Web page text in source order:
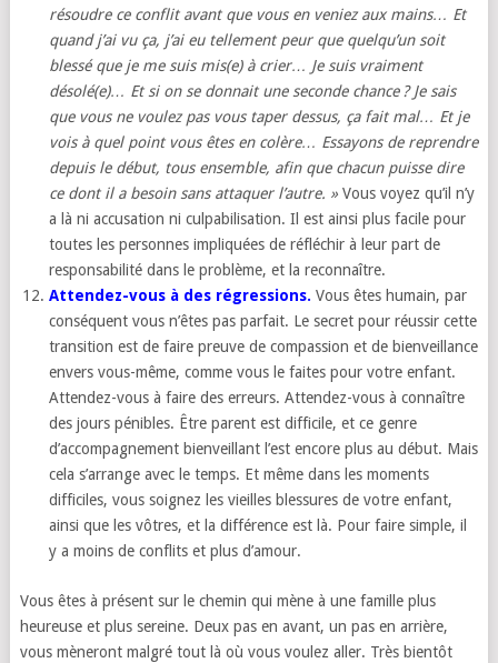
résoudre ce conflit avant que vous en veniez aux mains… Et
quand j’ai vu ça, j’ai eu tellement peur que quelqu’un soit
blessé que je me suis mis(e) à crier… Je suis vraiment
désolé(e)… Et si on se donnait une seconde chance ? Je sais
que vous ne voulez pas vous taper dessus, ça fait mal… Et je
vois à quel point vous êtes en colère… Essayons de reprendre
depuis le début, tous ensemble, afin que chacun puisse dire
ce dont il a besoin sans attaquer l’autre. » Vous voyez qu’il n’y
a là ni accusation ni culpabilisation. Il est ainsi plus facile pour
toutes les personnes impliquées de réfléchir à leur part de
responsabilité dans le problème, et la reconnaître.
Attendez-vous à des régressions. Vous êtes humain, par
conséquent vous n’êtes pas parfait. Le secret pour réussir cette
transition est de faire preuve de compassion et de bienveillance
envers vous-même, comme vous le faites pour votre enfant.
Attendez-vous à faire des erreurs. Attendez-vous à connaître
des jours pénibles. Être parent est difficile, et ce genre
d’accompagnement bienveillant l’est encore plus au début. Mais
cela s’arrange avec le temps. Et même dans les moments
difficiles, vous soignez les vieilles blessures de votre enfant,
ainsi que les vôtres, et la différence est là. Pour faire simple, il
y a moins de conflits et plus d’amour.
Vous êtes à présent sur le chemin qui mène à une famille plus
heureuse et plus sereine. Deux pas en avant, un pas en arrière,
vous mèneront malgré tout là où vous voulez aller. Très bientôt